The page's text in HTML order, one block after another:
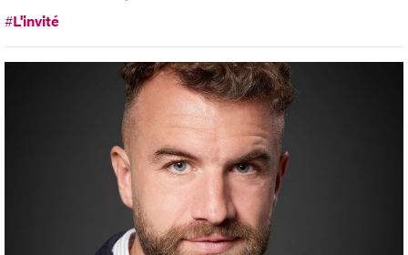
#L'invité